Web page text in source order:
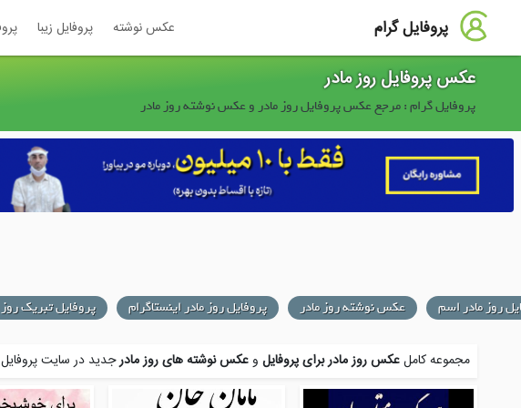
پروفایل گرام عکس نوشته پروفایل زیبا
عکس پروفایل روز مادر
پروفایل گرام : مرجع عکس پروفایل روز مادر و عکس نوشته روز مادر
پروفایل روز مادر اینستاگرام پروفایل تبریک روز مادر درگذشته پروفایل روز مادر
مجموعه کاملعکس روز مادر برای پروفایل وعکس نوشته های روز مادرجدید در سایت